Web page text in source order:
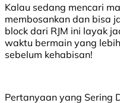
Kalau sedang mencari
membosankan dan bisa
block dari RJM ini layak
waktu bermain yang
sebelum kehabisan!
Pertanyaan yang Sering